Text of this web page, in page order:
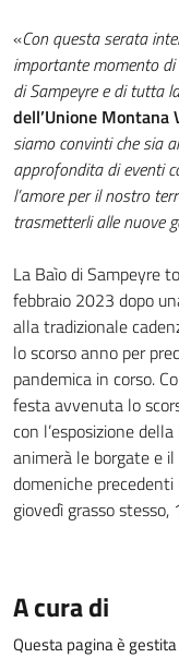
«Con questa serata
importante momento
di Sampeyre e di tutta
dell’Unione Montana
siamo convinti che sia
approfondita di eventi
l’amore per il nostro
trasmetterli alle nuove
La Baìo di Sampeyre
febbraio 2023 dopo
alla tradizionale
lo scorso anno per
pandemica in corso.
festa avvenuta lo
con l’esposizione
animerà le borgate e
domeniche
giovedì grasso stesso,
A cura di
Questa pagina è